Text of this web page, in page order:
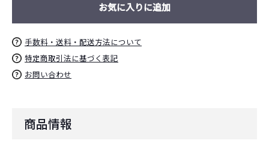
お気に入りに追加
手数料・送料・配送方法について
特定商取引法に基づく表記
お問い合わせ
商品情報